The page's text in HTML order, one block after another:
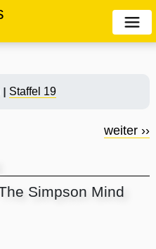
Staffel 19
weiter ››
Simpson Mind